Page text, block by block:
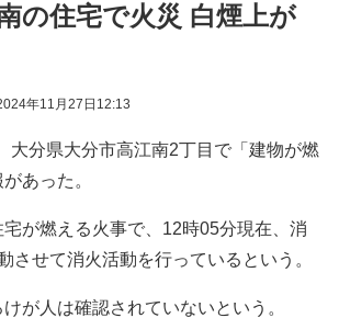
の住宅で火災 白煙上が
年11月27日12:13
大分県大分市高江南2丁目で「建物が燃
あった。
が燃える火事で、12時05分現在、消
させて消火活動を行っているという。
が人は確認されていないという。